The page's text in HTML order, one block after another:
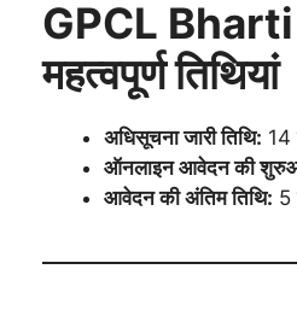
GPCL
महत्वपूर्ण तिथियां
अधिसूचना जारी तिथि: 14
ऑनलाइन आवेदन की
आवेदन की अंतिम तिथि: 5